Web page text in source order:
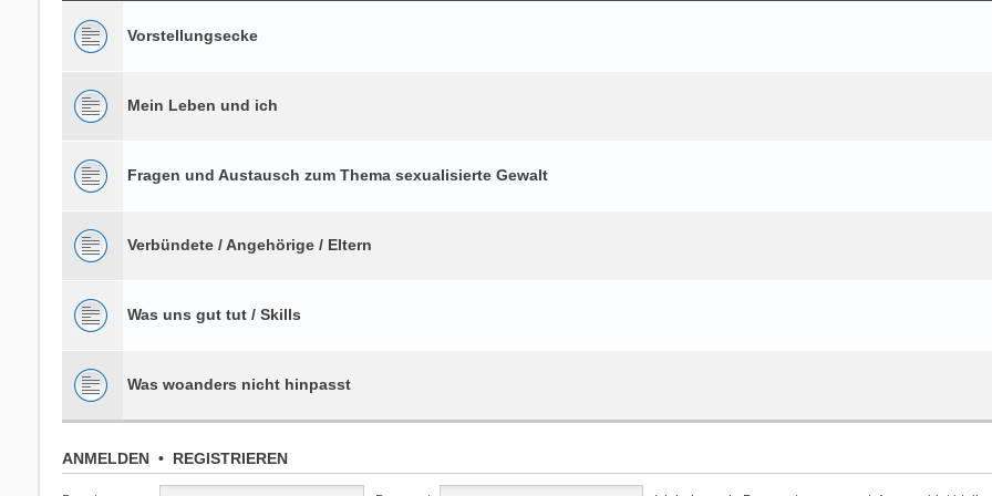
Vorstellungsecke
Mein Leben und ich
Fragen und Austausch zum Thema sexualisierte Gewalt
Verbündete / Angehörige / Eltern
Was uns gut tut / Skills
Was woanders nicht hinpasst
ANMELDEN• REGISTRIEREN